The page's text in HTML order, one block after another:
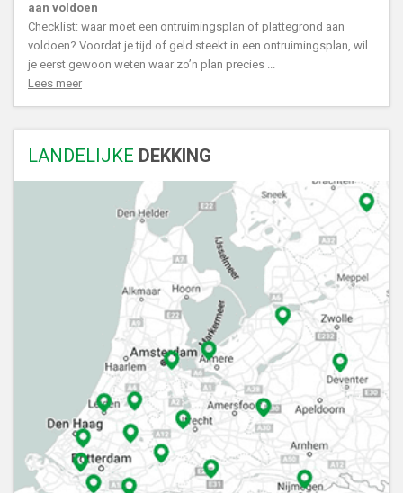
aan voldoen
Checklist: waar moet een ontruimingsplan of plattegrond aan
voldoen? Voordat je tijd of geld steekt in een ontruimingsplan, wil
je eerst gewoon weten waar zo’n plan precies ...
Lees meer
LANDELIJKE DEKKING